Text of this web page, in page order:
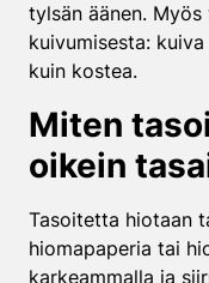
tylsän äänen.
kuivumisesta:
kuin kostea.
Miten
oikein
Tasoitetta hiotaan
hiomapaperia tai
karkeammalla ja